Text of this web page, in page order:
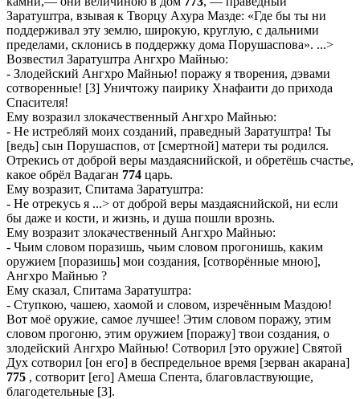
Заратуштра, взывая к Творцу Ахура Мазде: «Где бы ты ни
поддерживал эту землю, широкую, круглую, с дальними
пределами, склонись в поддержку дома Порушаспова». ...>
Возвестил Заратуштра Ангхро Майнью:
- Злодейский Ангхро Майнью! поражу я творения, дэвами
сотворенные! [3] Уничтожу паирику Хнафаити до прихода
Спасителя!
Ему возразил злокачественный Ангхро Майнью:
- Не истребляй моих созданий, праведный Заратуштра! Ты
[ведь] сын Порушаспов, от [смертной] матери ты родился.
Отрекись от доброй веры маздаяснийской, и обретёшь счастье,
какое обрёл Вадаган 774 царь.
Ему возразит, Спитама Заратуштра:
- Не отрекусь я ...> от доброй веры маздаяснийской, ни если
бы даже и кости, и жизнь, и душа пошли врознь.
Ему возразит злокачественный Ангхро Майнью:
- Чьим словом поразишь, чьим словом прогонишь, каким
оружием [поразишь] мои создания, [сотворённые мною],
Ангхро Майнью ?
Ему сказал, Спитама Заратуштра:
- Ступкою, чашею, хаомой и словом, изречённым Маздою!
Вот моё оружие, самое лучшее! Этим словом поражу, этим
словом прогоню, этим оружием [поражу] твои создания, о
злодейский Ангхро Майнью! Сотворил [это оружие] Святой
Дух сотворил [он его] в беспредельное время [зерван акарана]
775 , сотворит [его] Амеша Спента, благовластвующие,
благодетельные [3].